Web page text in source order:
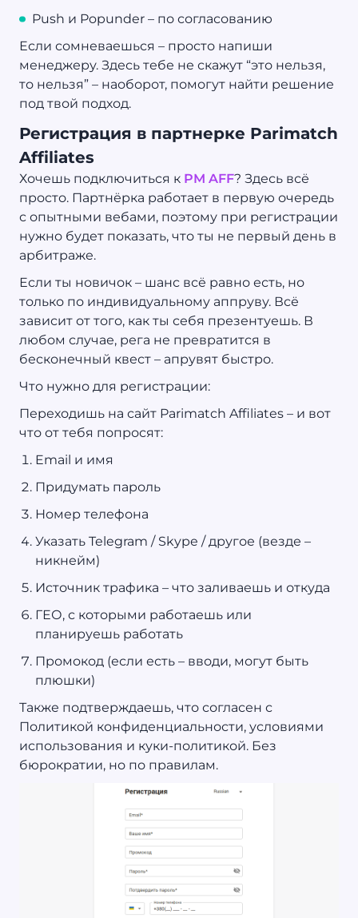
Push и Popunder – по согласованию
Если сомневаешься – просто напиши
менеджеру. Здесь тебе не скажут “это нельзя,
то нельзя” – наоборот, помогут найти решение
под твой подход.
Регистрация в партнерке Parimatch
Affiliates
Хочешь подключиться к PM AFF? Здесь всё
просто. Партнёрка работает в первую очередь
с опытными вебами, поэтому при регистрации
нужно будет показать, что ты не первый день в
арбитраже.
Если ты новичок – шанс всё равно есть, но
только по индивидуальному аппруву. Всё
зависит от того, как ты себя презентуешь. В
любом случае, рега не превратится в
бесконечный квест – апрувят быстро.
Что нужно для регистрации:
Переходишь на сайт Parimatch Affiliates – и вот
что от тебя попросят:
Email и имя
Придумать пароль
Номер телефона
Указать Telegram / Skype / другое (везде –
никнейм)
Источник трафика – что заливаешь и откуда
ГЕО, с которыми работаешь или
планируешь работать
Промокод (если есть – вводи, могут быть
плюшки)
Также подтверждаешь, что согласен с
Политикой конфиденциальности, условиями
использования и куки-политикой. Без
бюрократии, но по правилам.